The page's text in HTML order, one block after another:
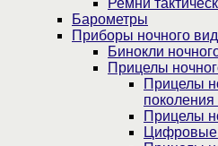
Ремни
Барометры
Приборы ночного
Бинокли
Прицелы
Прицелы
поколения
Прицелы
Цифровые